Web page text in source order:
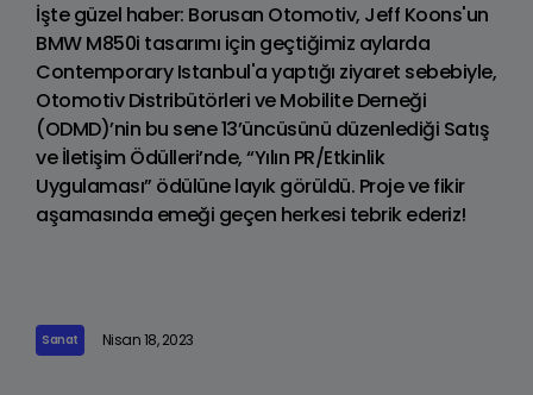
İşte güzel haber: Borusan Otomotiv, Jeff Koons'un
BMW M850i tasarımı için geçtiğimiz aylarda
Contemporary Istanbul'a yaptığı ziyaret sebebiyle,
Otomotiv Distribütörleri ve Mobilite Derneği
(ODMD)’nin bu sene 13’üncüsünü düzenlediği Satış
ve İletişim Ödülleri’nde, “Yılın PR/Etkinlik
Uygulaması” ödülüne layık görüldü. Proje ve fikir
aşamasında emeği geçen herkesi tebrik ederiz!
Sanat Nisan 18, 2023